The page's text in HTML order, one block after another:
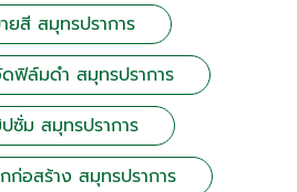
ยสี สมุทรปราการ
ฟิล์มดำ สมุทรปราการ
ซั่ม สมุทรปราการ
ก่อสร้าง สมุทรปราการ